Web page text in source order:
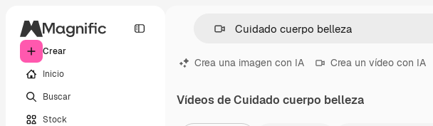
Crear
Inicio
Buscar
Stock
Crea una imagen con IA Crea un vídeo con IA
Vídeos de Cuidado cuerpo belleza